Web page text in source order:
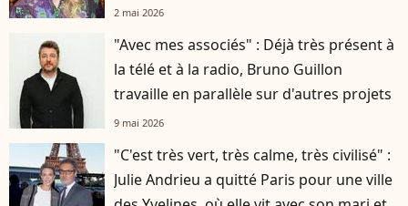
2 mai 2026
"Avec mes associés" : Déjà très présent à
la télé et à la radio, Bruno Guillon
travaille en parallèle sur d'autres projets
9 mai 2026
"C'est très vert, très calme, très civilisé" :
Julie Andrieu a quitté Paris pour une ville